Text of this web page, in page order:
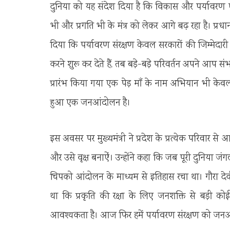
दुनिया को यह संदेश दिया है कि विकास और
भी और प्रगति भी के मंत्र को लेकर आगे बढ़ रहा है।
दिया कि पर्यावरण संरक्षण केवल सरकारों की
करने शुरू कर देते हैं, तब बड़े-बड़े परिवर्तन अपने आप संभव
प्रारंभ किया गया एक पेड़ माँ के नाम अभियान भी
हुआ एक जनआंदोलन है।
इस अवसर पर मुख्यमंत्री ने प्रदेश के प्रत्येक परिवार
और उसे वृक्ष बनाऐं। उन्होंने कहा कि जब पूरी दुनिया
चिपको आंदोलन के माध्यम से इतिहास रचा था। गौरा
था कि प्रकृति की रक्षा के लिए जनशक्ति से बड़ी
आवश्यकता है। आज फिर हमें पर्यावरण संरक्षण को